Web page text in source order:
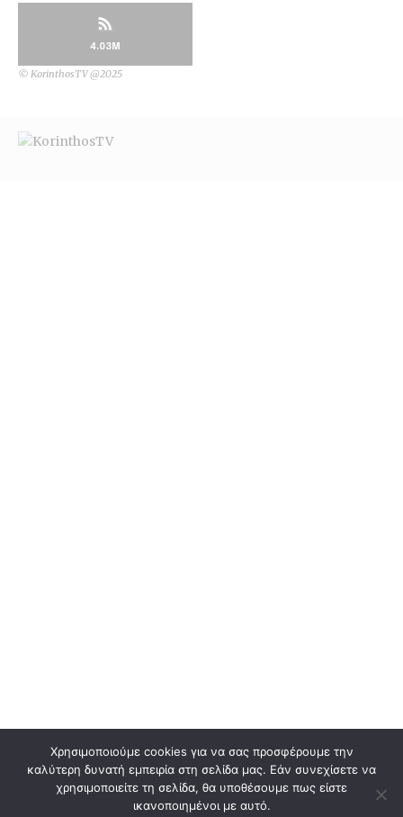
4.03M
© KorinthosTV @2025
Χρησιμοποιούμε cookies για να σας προσφέρουμε την
καλύτερη δυνατή εμπειρία στη σελίδα μας. Εάν συνεχίσετε να
χρησιμοποιείτε τη σελίδα, θα υποθέσουμε πως είστε
ικανοποιημένοι με αυτό.